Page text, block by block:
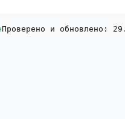
Проверено и обновлено: